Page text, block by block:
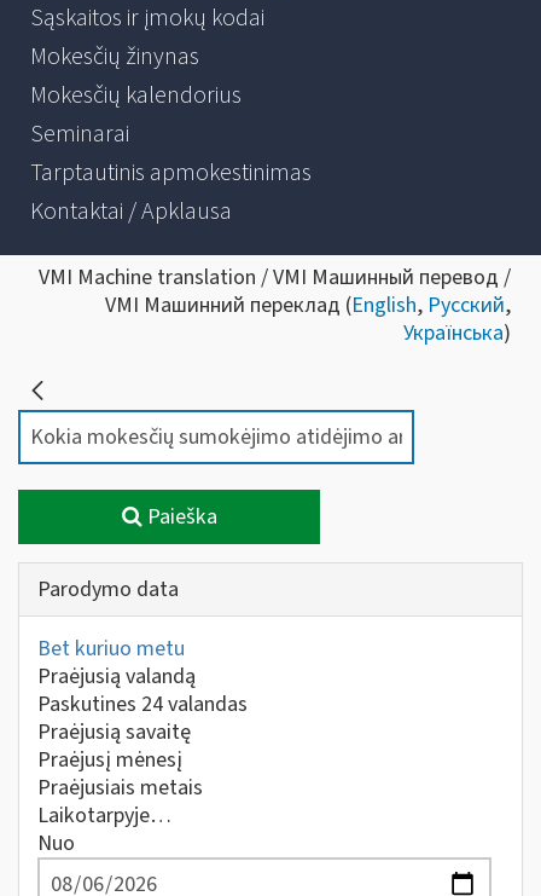
Sąskaitos ir įmokų kodai
Mokesčių žinynas
Mokesčių kalendorius
Seminarai
Tarptautinis apmokestinimas
Kontaktai / Apklausa
VMI Machine translation / VMI Машинный перевод /
VMI Машинний переклад (English, Русский,
Українська)
Paieška
Parodymo data
Bet kuriuo metu
Praėjusią valandą
Paskutines 24 valandas
Praėjusią savaitę
Praėjusį mėnesį
Praėjusiais metais
Laikotarpyje…
Nuo